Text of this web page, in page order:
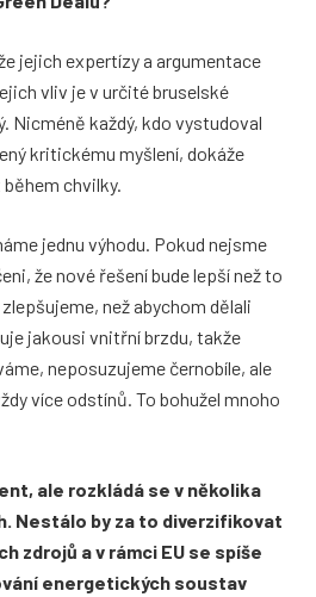
jejich expertízy a argumentace
vliv je v určité bruselské
Nicméně každý, kdo vystudoval
kritickému myšlení, dokáže
chvilky.
jednu výhodu. Pokud nejsme
že nové řešení bude lepší než to
než abychom dělali
jakousi vnitřní brzdu, takže
neposuzujeme černobíle, ale
více odstínů. To bohužel mnoho
ale rozkládá se v několika
Nestálo by za to diverzifikovat
zdrojů a v rámci EU se spíše
energetických soustav